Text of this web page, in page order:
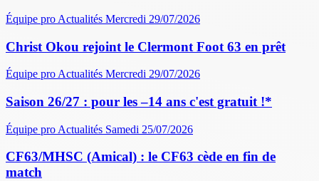
Équipe pro Actualités Mercredi 29/07/2026
Christ Okou rejoint le Clermont Foot 63 en prêt
Équipe pro Actualités Mercredi 29/07/2026
Saison 26/27 : pour les –14 ans c'est gratuit !*
Équipe pro Actualités Samedi 25/07/2026
CF63/MHSC (Amical) : le CF63 cède en fin de
match